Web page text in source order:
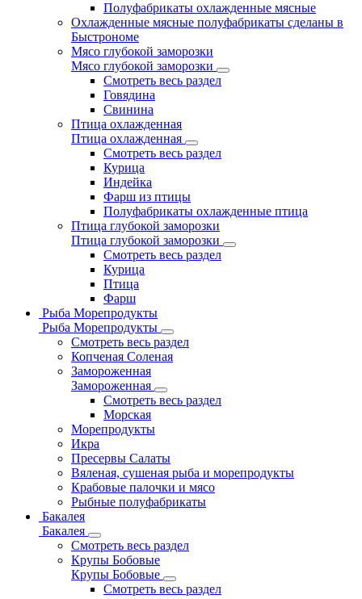
Полуфабрикаты охлажденные мясные
Охлажденные мясные полуфабрикаты сделаны в
Быстрономе
Мясо глубокой заморозки
Мясо глубокой заморозки
Смотреть весь раздел
Говядина
Свинина
Птица охлажденная
Птица охлажденная
Смотреть весь раздел
Курица
Индейка
Фарш из птицы
Полуфабрикаты охлажденные птица
Птица глубокой заморозки
Птица глубокой заморозки
Смотреть весь раздел
Курица
Птица
Фарш
Рыба Морепродукты
Рыба Морепродукты
Смотреть весь раздел
Копченая Соленая
Замороженная
Замороженная
Смотреть весь раздел
Морская
Морепродукты
Икра
Пресервы Салаты
Вяленая, сушеная рыба и морепродукты
Крабовые палочки и мясо
Рыбные полуфабрикаты
Бакалея
Бакалея
Смотреть весь раздел
Крупы Бобовые
Крупы Бобовые
Смотреть весь раздел